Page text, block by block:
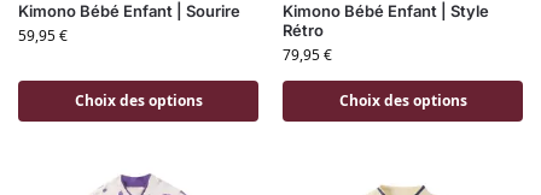
Kimono Bébé Enfant | Sourire
59,95€
Choix des options
Kimono Bébé Enfant | Style
Rétro
79,95€
Choix des options